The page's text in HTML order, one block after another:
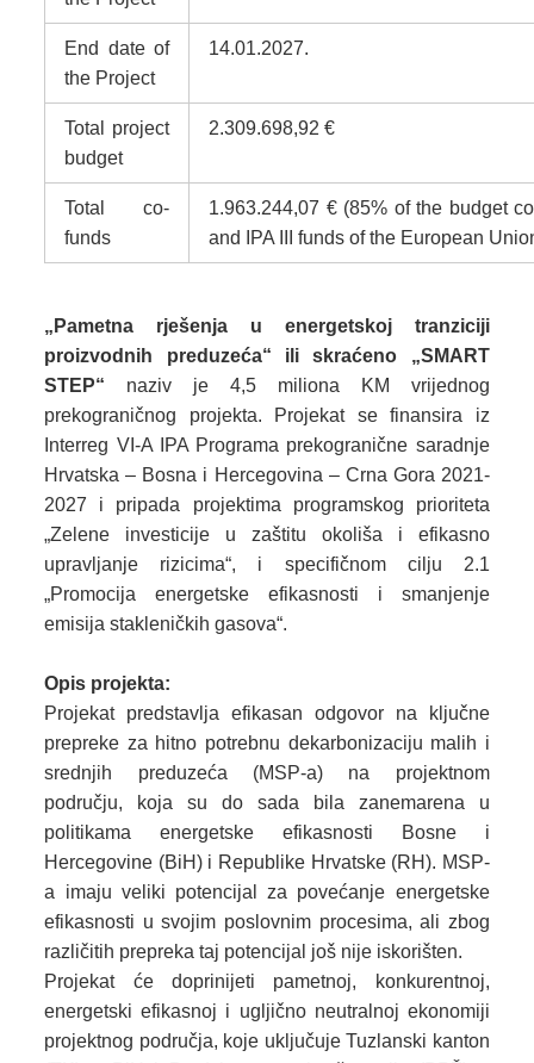
End date of
the Project
14.01.2027.
Total project
budget
2.309.698,92 €
Total co-
funds
1.963.244,07 € (85% of the budget
and IPA III funds of the European
„Pametna rješenja u energetskoj tranziciji
proizvodnih preduzeća“ ili skraćeno „SMART
STEP“ naziv je 4,5 miliona KM vrijednog
prekograničnog projekta. Projekat se finansira iz
Interreg VI-A IPA Programa prekogranične saradnje
Hrvatska – Bosna i Hercegovina – Crna Gora 2021-
2027 i pripada projektima programskog prioriteta
„Zelene investicije u zaštitu okoliša i efikasno
upravljanje rizicima“, i specifičnom cilju 2.1
„Promocija energetske efikasnosti i smanjenje
emisija stakleničkih gasova“.
Opis projekta:
Projekat predstavlja efikasan odgovor na ključne
prepreke za hitno potrebnu dekarbonizaciju malih i
srednjih preduzeća (MSP-a) na projektnom
području, koja su do sada bila zanemarena u
politikama energetske efikasnosti Bosne i
Hercegovine (BiH) i Republike Hrvatske (RH). MSP-
a imaju veliki potencijal za povećanje energetske
efikasnosti u svojim poslovnim procesima, ali zbog
različitih prepreka taj potencijal još nije iskorišten.
Projekat će doprinijeti pametnoj, konkurentnoj,
energetski efikasnoj i ugljično neutralnoj ekonomiji
projektnog područja, koje uključuje Tuzlanski kanton